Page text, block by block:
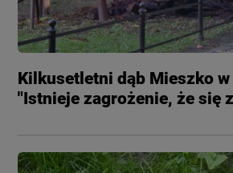
Kilkusetletni dąb Mieszko
"Istnieje zagrożenie, że się